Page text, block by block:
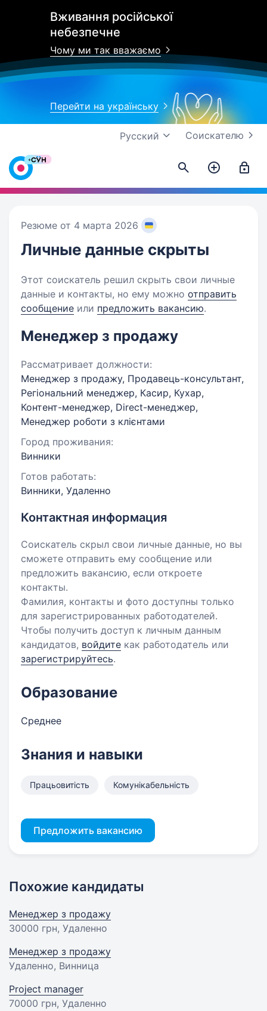
Вживання російської
небезпечне
Чому ми так вважаємо
Перейти на українську
Соискателю
Русский
Резюме от 4 марта 2026
Личные данные скрыты
Этот соискатель решил скрыть свои личные
данные и контакты, но ему можно отправить
сообщение или предложить вакансию.
Менеджер з продажу
Рассматривает должности:
Менеджер з продажу, Продавець-консультант,
Регіональний менеджер, Касир, Кухар,
Контент-менеджер, Direct-менеджер,
Менеджер роботи з клієнтами
Город проживания:
Винники
Готов работать:
Винники, Удаленно
Контактная информация
Соискатель скрыл свои личные данные, но вы
сможете отправить ему сообщение или
предложить вакансию, если откроете
контакты.
Фамилия, контакты и фото доступны только
для зарегистрированных работодателей.
Чтобы получить доступ к личным данным
кандидатов, войдите как работодатель или
зарегистрируйтесь.
Образование
Среднее
Знания и навыки
Працьовитість Комунікабельність
Предложить вакансию
Похожие кандидаты
Менеджер з продажу
30000 грн, Удаленно
Менеджер з продажу
Удаленно, Винница
Project manager
70000 грн, Удаленно